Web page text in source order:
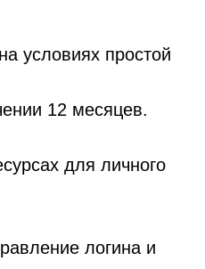
условиях простой
12 месяцев.
для личного
логина и